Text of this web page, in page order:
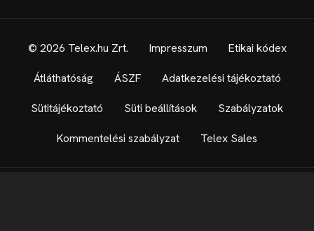
© 2026 Telex.hu Zrt. Impresszum Etikai kódex
Átláthatóság ÁSZF Adatkezelési tájékoztató
Sütitájékoztató Süti beállítások Szabályzatok
Kommentelési szabályzat Telex Sales